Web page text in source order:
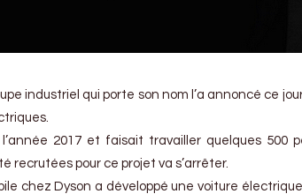
industriel qui porte son nom l’a annoncé ce
2017 et faisait travailler quelques 500
recrutées pour ce projet va s’arrêter.
chez Dyson a développé une voiture